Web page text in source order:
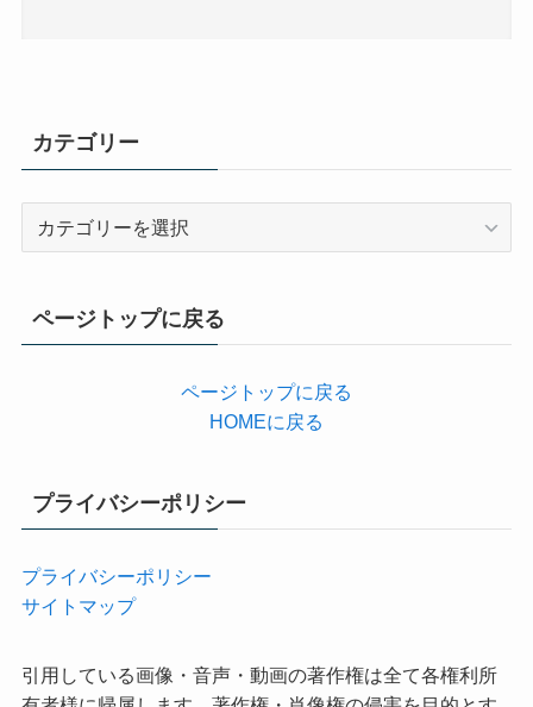
カテゴリー
ページトップに戻る
ページトップに戻る
HOMEに戻る
プライバシーポリシー
プライバシーポリシー
サイトマップ
引用している画像・音声・動画の著作権は全て各権利所